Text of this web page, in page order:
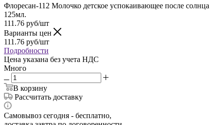
Флоресан-112 Молочко детское успокаивающее после солнца
125мл.
111.76 руб/шт
Варианты цен
111.76 руб/шт
Подробности
Цена указана без учета НДС
Много
В корзину
Рассчитать доставку
Самовывоз сегодня - бесплатно,